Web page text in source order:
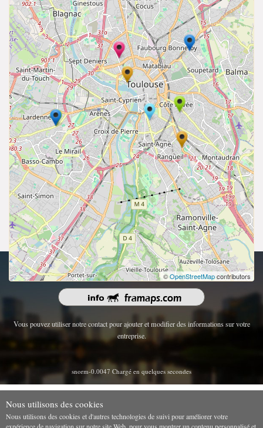
©OpenStreetMapcontributors
droits d'auteur 2026 | Tous les droits sont réservés.
Vous pouvez utiliser notre contact pour ajouter et modifier des informations sur votre
entreprise.
snorm-0.0047 Chargé en quelques secondes
Nous utilisons des cookies
Nous utilisons des cookies et d'autres technologies de suivi pour améliorer votre